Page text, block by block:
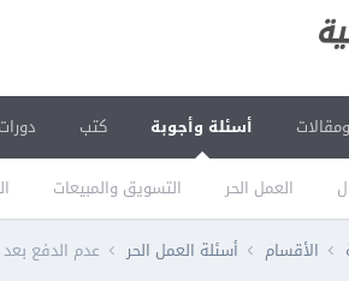
أسئلة وأجوبة
العمل الحر التسويق والمبيعات
كتب دورات
الأقسام أسئلة العمل الحر عدم الدفع